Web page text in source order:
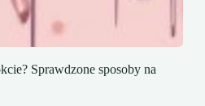
Sprawdzone sposoby na